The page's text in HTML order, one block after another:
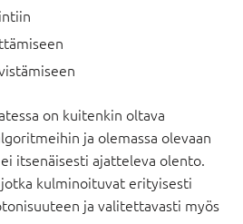
on kuitenkin oltava
ja olemassa olevaan
itsenäisesti ajatteleva olento.
kulminoituvat erityisesti
ja valitettavasti myös